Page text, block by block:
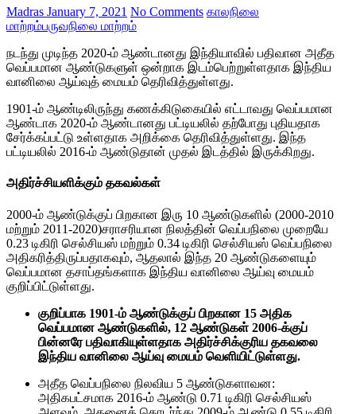
Madras January 7, 2021 No Comments காலநிலை
மாற்றம்பருவநிலை மாற்றம்
நடந்து முடிந்த 2020-ம் ஆண்டானது இந்தியாவில் பதிவான அதீத
வெப்பமான ஆண்டுகளுள் ஒன்றாக இடம்பெற்றுள்ளதாக இந்திய
வானிலை ஆய்வுத் மையம் தெரிவித்துள்ளது.
1901-ம் ஆண்டிலிருந்து கணக்கிடுகையில் எட்டாவது வெப்பமான
ஆண்டாக 2020-ம் ஆண்டானது பட்டியலில் தற்போது புதியதாக
சேர்க்கப்பட்டு உள்ளதாக அறிக்கை தெரிவித்துள்ளது. இந்த
பட்டியலில் 2016-ம் ஆண்டுதான் முதல் இடத்தில் இருக்கிறது.
அதிர்ச்சியளிக்கும் தகவல்கள்
2000-ம் ஆண்டுக்குப் பிறகான இரு 10 ஆண்டுகளில் (2000-2010
மற்றும் 2011-2020)சராசரியான நிலத்தின் வெப்பநிலை முறையே
0.23 டிகிரி செல்சியஸ் மற்றும் 0.34 டிகிரி செல்சியஸ் வெப்பநிலை
அதிகரித்திருப்பதாகவும், ஆதலால் இந்த 20 ஆண்டுகளையும்
வெப்பமான தசாப்தங்களாக இந்திய வானிலை ஆய்வு மையம்
குறிப்பிட்டுள்ளது.
குறிப்பாக 1901-ம் ஆண்டுக்குப் பிறகான 15 அதிக
வெப்பமான ஆண்டுகளில், 12 ஆண்டுகள் 2006-க்குப்
பின்னரே பதிவாகியுள்ளதாக அதிர்ச்சிக்குரிய தகவலை
இந்திய வானிலை ஆய்வு மையம் வெளியிட்டுள்ளது.
அதீத வெப்பநிலை நிலவிய 5 ஆண்டுகளாவன:
அதிகபட்சமாக 2016-ம் ஆண்டு 0.71 டிகிரி செல்சியஸ்